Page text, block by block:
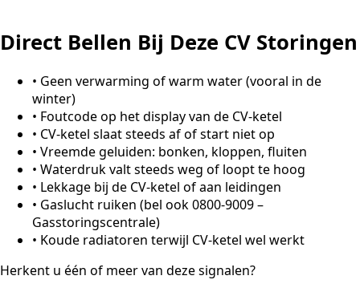
Direct Bellen Bij Deze CV Storingen
• Geen verwarming of warm water (vooral in de
winter)
• Foutcode op het display van de CV-ketel
• CV-ketel slaat steeds af of start niet op
• Vreemde geluiden: bonken, kloppen, fluiten
• Waterdruk valt steeds weg of loopt te hoog
• Lekkage bij de CV-ketel of aan leidingen
• Gaslucht ruiken (bel ook 0800-9009 –
Gasstoringscentrale)
• Koude radiatoren terwijl CV-ketel wel werkt
Herkent u één of meer van deze signalen?